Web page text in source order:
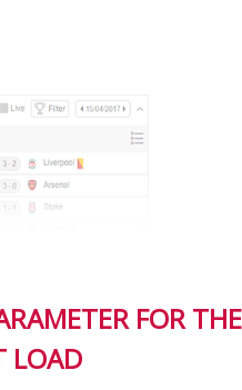
FOR THE
LOAD